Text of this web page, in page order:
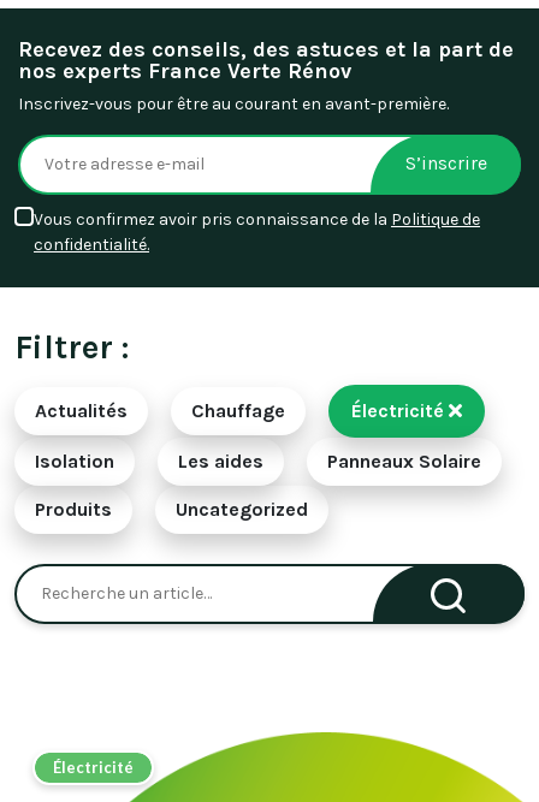
Filtrer :
Actualités Chauffage Électricité
Isolation Les aides Panneaux Solaire
Produits Uncategorized
Recevez des conseils, des astuces et la part de
nos experts France Verte Rénov
Inscrivez-vous pour être au courant en avant-première.
S’inscrire
Vous confirmez avoir pris connaissance de la Politique de
confidentialité.
Électricité